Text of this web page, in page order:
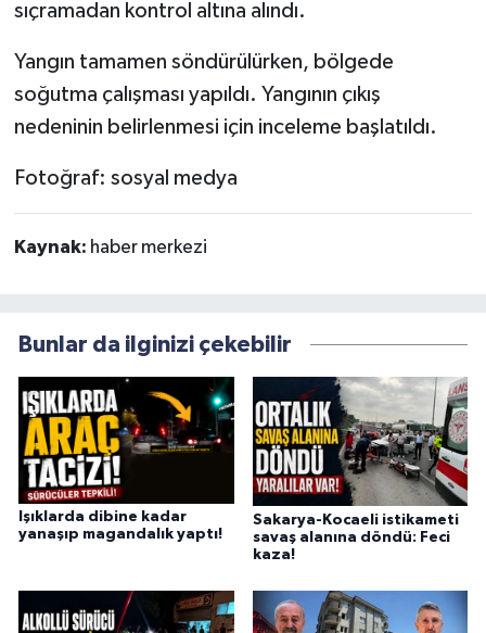
sıçramadan kontrol altına alındı.
Yangın tamamen söndürülürken, bölgede
soğutma çalışması yapıldı. Yangının çıkış
nedeninin belirlenmesi için inceleme başlatıldı.
Fotoğraf: sosyal medya
Kaynak: haber merkezi
Bunlar da ilginizi çekebilir
Işıklarda dibine kadar
yanaşıp magandalık yaptı!
Sakarya-Kocaeli istikameti
savaş alanına döndü: Feci
kaza!